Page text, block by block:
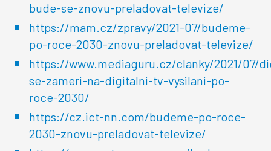
bude-se-znovu-preladovat-televize/
https://mam.cz/zpravy/2021-07/budeme-
po-roce-2030-znovu-preladovat-televize/
https://www.mediaguru.cz/clanky/2021/07/
se-zameri-na-digitalni-tv-vysilani-po-
roce-2030/
https://cz.ict-nn.com/budeme-po-roce-
2030-znovu-preladovat-televize/